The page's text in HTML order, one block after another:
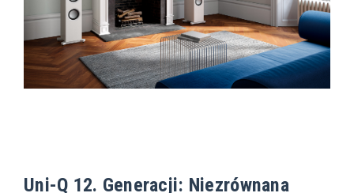
Uni-Q 12. Generacji: Niezrównana